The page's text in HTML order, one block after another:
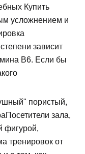
Купить
усложнением и
зависит
В6. Если бы
пористый,
зала,
фигурой,
тренировок от